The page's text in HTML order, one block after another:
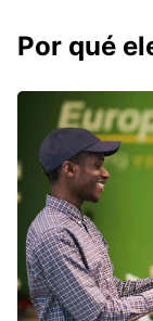
Por qué